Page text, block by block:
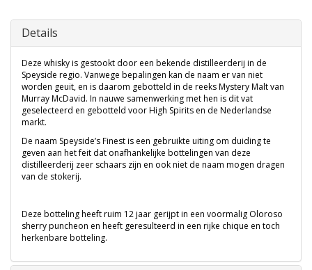
Details
Deze whisky is gestookt door een bekende distilleerderij in de
Speyside regio. Vanwege bepalingen kan de naam er van niet
worden geuit, en is daarom gebotteld in de reeks Mystery Malt van
Murray McDavid. In nauwe samenwerking met hen is dit vat
geselecteerd en gebotteld voor High Spirits en de Nederlandse
markt.
De naam Speyside’s Finest is een gebruikte uiting om duiding te
geven aan het feit dat onafhankelijke bottelingen van deze
distilleerderij zeer schaars zijn en ook niet de naam mogen dragen
van de stokerij.
Deze botteling heeft ruim 12 jaar gerijpt in een voormalig Oloroso
sherry puncheon en heeft geresulteerd in een rijke chique en toch
herkenbare botteling.